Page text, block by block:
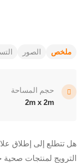
ملخص الصور
حجم المساحة
2m x 2m
هل تتطلع إلى إطلاق
الترويج لمنتجات